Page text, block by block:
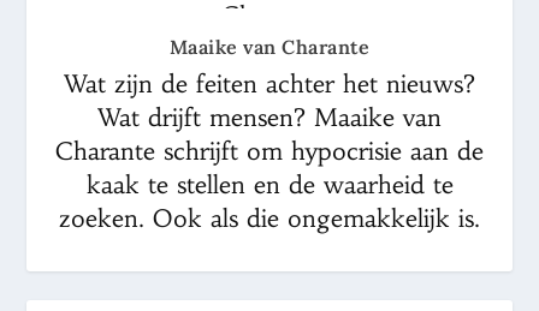
Maaike van Charante
Wat zijn de feiten achter het nieuws?
Wat drijft mensen? Maaike van
Charante schrijft om hypocrisie aan de
kaak te stellen en de waarheid te
zoeken. Ook als die ongemakkelijk is.